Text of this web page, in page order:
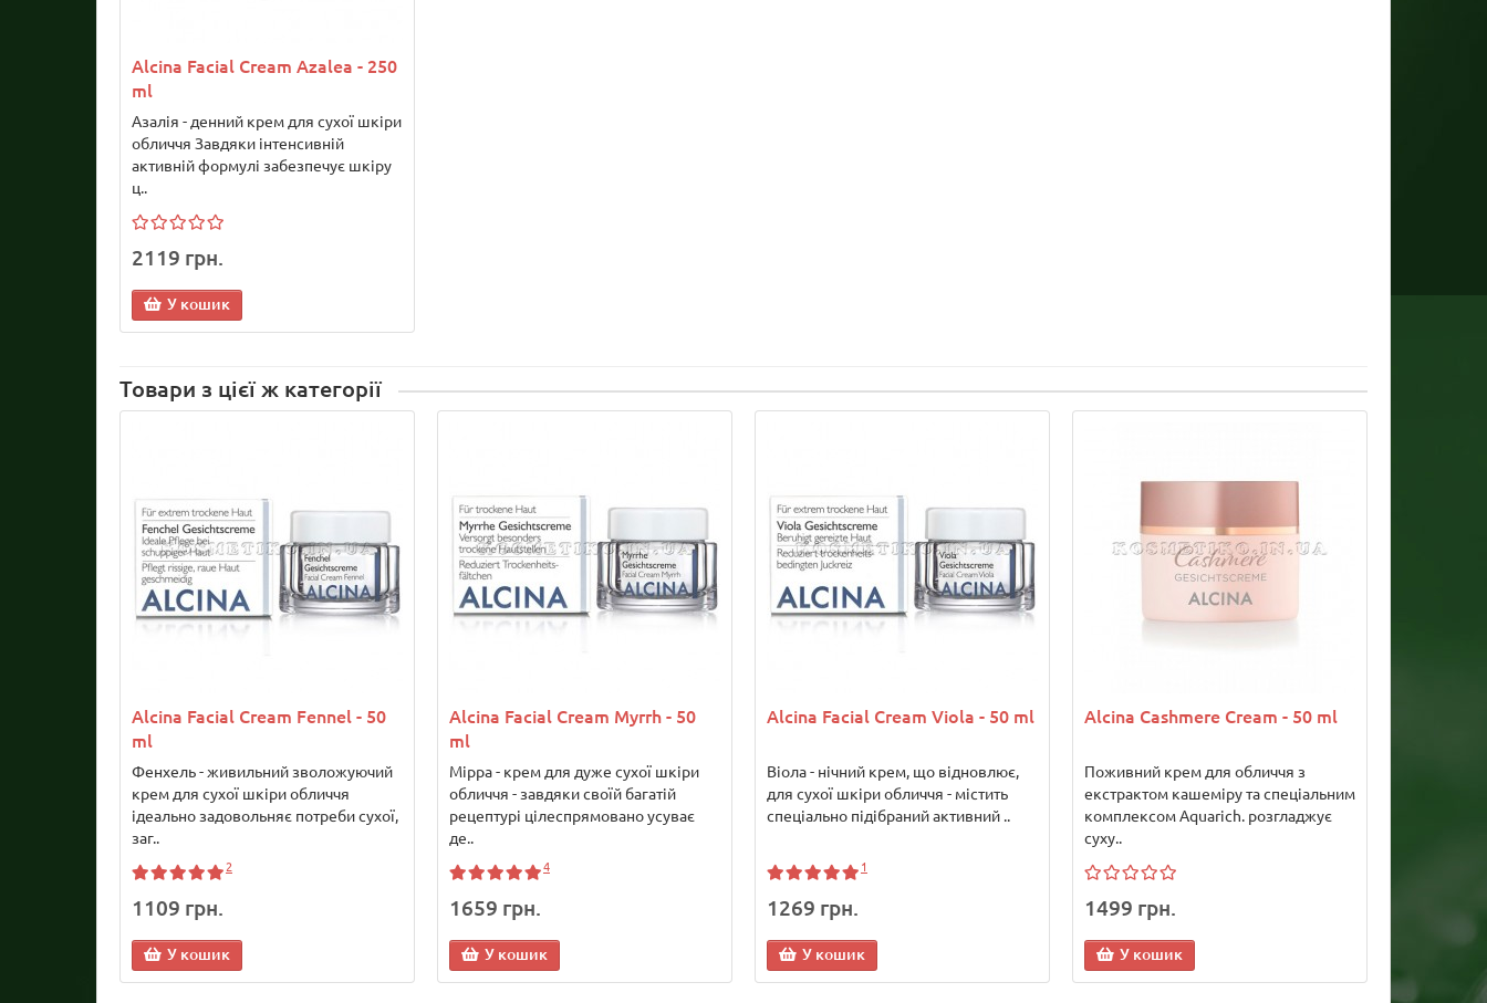
Alcina Facial Cream Azalea - 250
ml
Азалія - денний крем для сухої шкіри
обличчя Завдяки інтенсивній
активній формулі забезпечує шкіру
ц..
2119 грн.
У кошик
Товари з цієї ж категорії
Alcina Facial Cream Fennel - 50
ml
Фенхель - живильний зволожуючий
крем для сухої шкіри обличчя
ідеально задовольняє потреби сухої,
заг..
2
1109 грн.
У кошик
Alcina Facial Cream Myrrh - 50
ml
Мірра - крем для дуже сухої шкіри
обличчя - завдяки своїй багатій
рецептурі цілеспрямовано усуває
де..
4
1659 грн.
У кошик
Alcina Facial Cream Viola - 50 ml
Віола - нічний крем, що відновлює,
для сухої шкіри обличчя - містить
спеціально підібраний активний ..
1
1269 грн.
У кошик
Alcina Cashmere Cream - 50 ml
Поживний крем для обличчя з
екстрактом кашеміру та спеціальним
комплексом Aquarich. розгладжує
суху..
1499 грн.
У кошик